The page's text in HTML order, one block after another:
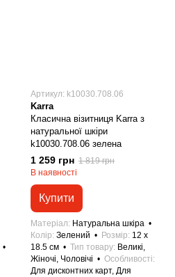
Артикул: k10030.708.06
Karra
Класична візитниця Karra з
натуральної шкіри
k10030.708.06 зелена
1 259 грн 1 819 грн
В наявності
Купити
Матеріал
Натуральна шкіра
Колір Зелений Розмір 12 x
18.5 см
Тип товару Великі,
Жіночі, Чоловічі
Особливості
Для дисконтних карт, Для